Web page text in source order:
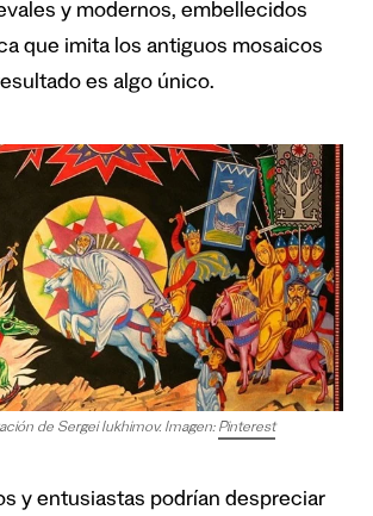
y modernos, embellecidos
que imita los antiguos mosaicos
es algo único.
de Sergei Iukhimov. Imagen: Pinterest
y entusiastas podrían despreciar